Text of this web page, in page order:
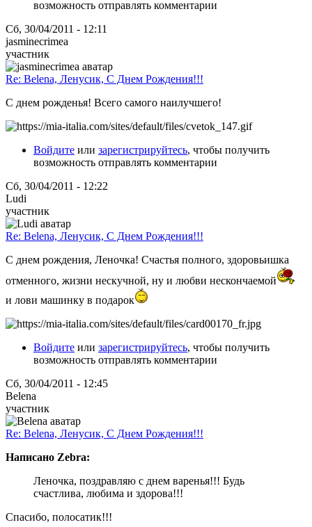
возможность отправлять комментарии
Сб, 30/04/2011 - 12:11
jasminecrimea
участник
Re: Belena, Ленусик, С Днем Рождения!!!
С днем рожденья! Всего самого наилучшего!
Войдите или зарегистрируйтесь, чтобы получить
возможность отправлять комментарии
Сб, 30/04/2011 - 12:22
Ludi
участник
Re: Belena, Ленусик, С Днем Рождения!!!
С днем рождения, Леночка! Счастья полного, здоровьишка
отменного, жизни нескучной, ну и любви нескончаемой
и лови машинку в подарок
Войдите или зарегистрируйтесь, чтобы получить
возможность отправлять комментарии
Сб, 30/04/2011 - 12:45
Belena
участник
Re: Belena, Ленусик, С Днем Рождения!!!
Написано Zebra:
Леночка, поздравляю с днем варенья!!! Будь
счастлива, любима и здорова!!!
Спасибо, полосатик!!!